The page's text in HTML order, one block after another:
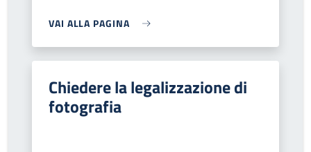
VAI ALLA PAGINA
Chiedere la legalizzazione di
fotografia